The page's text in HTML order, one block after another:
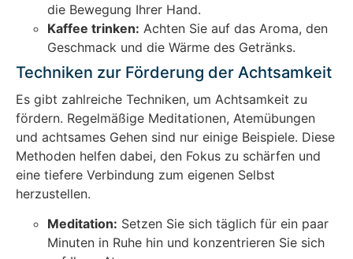
die Bewegung Ihrer Hand.
Kaffee trinken: Achten Sie auf das Aroma, den
Geschmack und die Wärme des Getränks.
Techniken zur Förderung der Achtsamkeit
Es gibt zahlreiche Techniken, um Achtsamkeit zu
fördern. Regelmäßige Meditationen, Atemübungen
und achtsames Gehen sind nur einige Beispiele. Diese
Methoden helfen dabei, den Fokus zu schärfen und
eine tiefere Verbindung zum eigenen Selbst
herzustellen.
Meditation: Setzen Sie sich täglich für ein paar
Minuten in Ruhe hin und konzentrieren Sie sich